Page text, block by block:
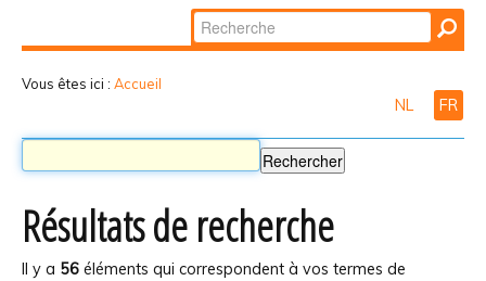
Chercher par
Recherche
Vous êtes ici : Accueil
NL FR
Résultats de recherche
Il y a 56 éléments qui correspondent à vos termes de